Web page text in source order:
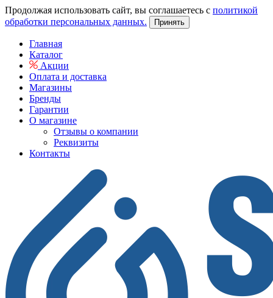
Продолжая использовать сайт, вы соглашаетесь с политикой
обработки персональных данных.
Принять
Главная
Каталог
Акции
Оплата и доставка
Магазины
Бренды
Гарантии
О магазине
Отзывы о компании
Реквизиты
Контакты